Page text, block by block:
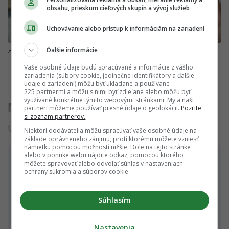
zdroj: Pixabay.com/geralt
Môžu sa úrokové sadzbyvrátiť na
úrovne spred pandémie?
V článku sa po odomknutí
dozvieš
obsahu, prieskum cieľových skupín a vývoj služieb
Uchovávanie alebo prístup k informáciám na zariadení
Ďalšie informácie
Vaše osobné údaje budú spracúvané a informácie z vášho
zariadenia (súbory cookie, jedinečné identifikátory a ďalšie
údaje o zariadení) môžu byť ukladané a používané
225 partnermi a môžu s nimi byť zdieľané alebo môžu byť
využívané konkrétne týmito webovými stránkami. My a naši
partneri môžeme používať presné údaje o geolokácii. Pozrite
si zoznam partnerov.
Niektorí dodávatelia môžu spracúvať vaše osobné údaje na
základe oprávneného záujmu, proti ktorému môžete vzniesť
námietku pomocou možností nižšie. Dole na tejto stránke
alebo v ponuke webu nájdite odkaz, pomocou ktorého
môžete spravovať alebo odvolať súhlas v nastaveniach
ochrany súkromia a súborov cookie.
Súhlasím